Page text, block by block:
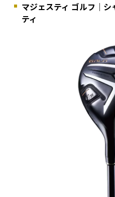
マジェスティ ゴルフ｜
ティ